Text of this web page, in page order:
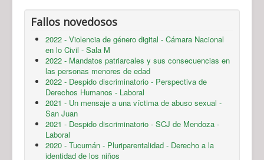
Fallos novedosos
2022 - Violencia de género digital - Cámara Nacional
en lo Civil - Sala M
2022 - Mandatos patriarcales y sus consecuencias en
las personas menores de edad
2022 - Despido discriminatorio - Perspectiva de
Derechos Humanos - Laboral
2021 - Un mensaje a una víctima de abuso sexual -
San Juan
2021 - Despido discriminatorio - SCJ de Mendoza -
Laboral
2020 - Tucumán - Pluriparentalidad - Derecho a la
identidad de los niños